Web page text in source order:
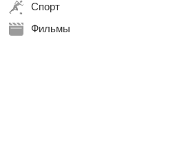
Спорт
Фильмы